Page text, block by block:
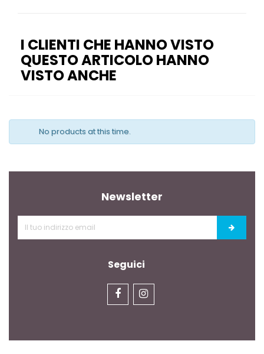
I CLIENTI CHE HANNO VISTO
QUESTO ARTICOLO HANNO
VISTO ANCHE
No products at this time.
Newsletter
Seguici